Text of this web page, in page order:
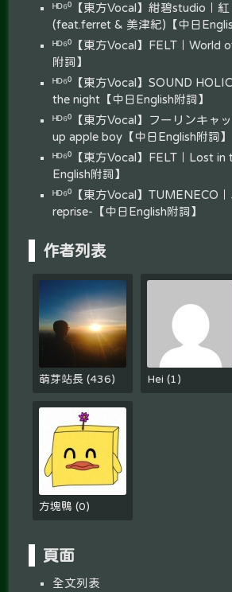
ᴴᴰ⁶⁰【東方Vocal】紺碧studio｜
(feat.ferret & 美津紀)【中日
ᴴᴰ⁶⁰【東方Vocal】FELT｜World
附詞】
ᴴᴰ⁶⁰【東方Vocal】SOUND
the night【中日English附詞】
ᴴᴰ⁶⁰【東方Vocal】フーリンキャ
up apple boy【中日English附詞】
ᴴᴰ⁶⁰【東方Vocal】FELT｜Lost in
English附詞】
ᴴᴰ⁶⁰【東方Vocal】TUMENECO
reprise-【中日English附詞】
作者列表
萌芽站長(436) Hei(1 )
方塊鴨(0)
頁面
全文列表